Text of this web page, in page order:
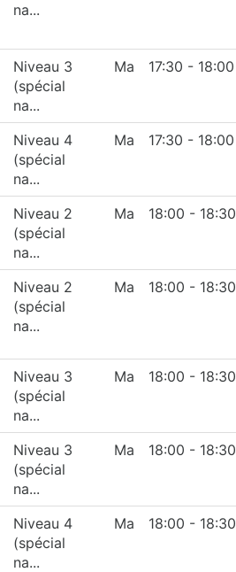
na...
Niveau 3
(spécial
na...
Ma 17:30 - 18:00
Niveau 4
(spécial
na...
Ma 17:30 - 18:00
Niveau 2
(spécial
na...
Ma 18:00 - 18:30
Niveau 2
(spécial
na...
Ma 18:00 - 18:30
Niveau 3
(spécial
na...
Ma 18:00 - 18:30
Niveau 3
(spécial
na...
Ma 18:00 - 18:30
Niveau 4
(spécial
na...
Ma 18:00 - 18:30